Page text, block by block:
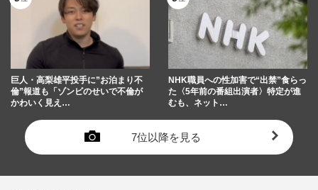
巨人・高梨雄平投手に”お泊まり不
倫”報道も「ゾンビのせいで不倫が
かわいく見え…
NHK職員への性加害で“出禁”食らっ
た〈5年前の番組出演者〉特定が進
むも、ネット…
7位以降を見る